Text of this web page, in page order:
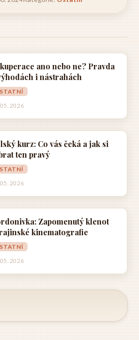
ano nebo ne? Pravda
i nástrahách
2026
kurz: Co vás čeká a jak si
ten pravý
2026
Zapomenutý klenot
kinematografie
2026